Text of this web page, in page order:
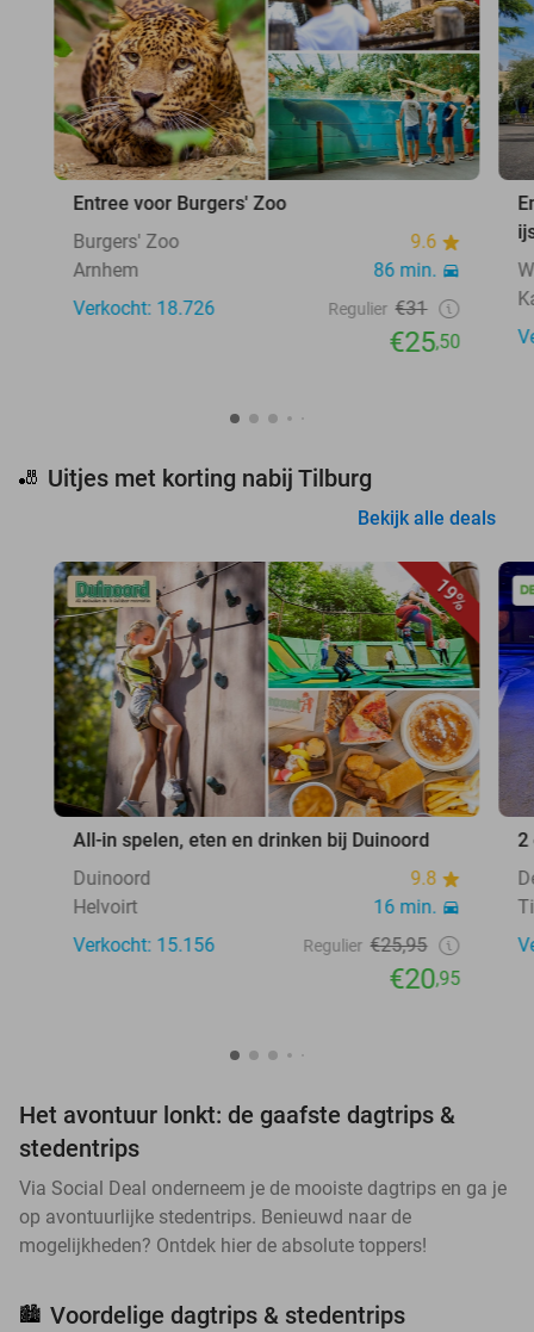
Entree voor Burgers' Zoo
Burgers' Zoo
9.6
Arnhem
86 min.
Verkocht: 18.726
Regulier €31
€25,50
🎳 Uitjes met korting nabij Tilburg
Bekijk alle deals
19%
All-in spelen, eten en drinken bij Duinoord
Duinoord
9.8
Helvoirt
16 min.
Verkocht: 15.156
Regulier €25,95
€20,95
2
Het avontuur lonkt: de gaafste dagtrips &
stedentrips
Via Social Deal onderneem je de mooiste dagtrips en ga je
op avontuurlijke stedentrips. Benieuwd naar de
mogelijkheden? Ontdek hier de absolute toppers!
🏙️ Voordelige dagtrips & stedentrips